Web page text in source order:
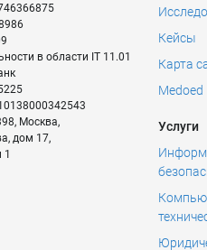
в области IT 11.01
, Москва,
дом 17,
1
Кейсы
Карта
Medoed
Услуги